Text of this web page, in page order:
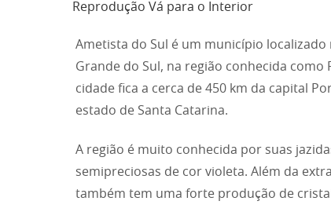
Reprodução Vá para o Interior
Ametista do Sul é um município
Grande do Sul, na região conhecida como
cidade fica a cerca de 450 km da capital
estado de Santa Catarina.
A região é muito conhecida por suas
semipreciosas de cor violeta. Além da
também tem uma forte produção de